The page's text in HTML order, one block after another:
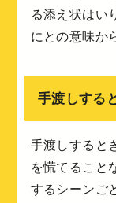
る添え状はい
にとの意味か
手渡しする
手渡しすると
を慌てること
するシーンご